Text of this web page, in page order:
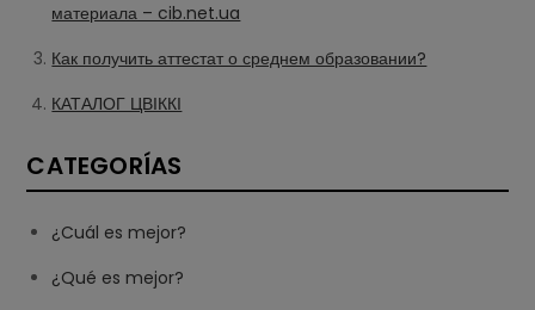
материала – cib.net.ua
Как получить аттестат о среднем образовании?
КАТАЛОГ ЦВІККІ
CATEGORÍAS
¿Cuál es mejor?
¿Qué es mejor?